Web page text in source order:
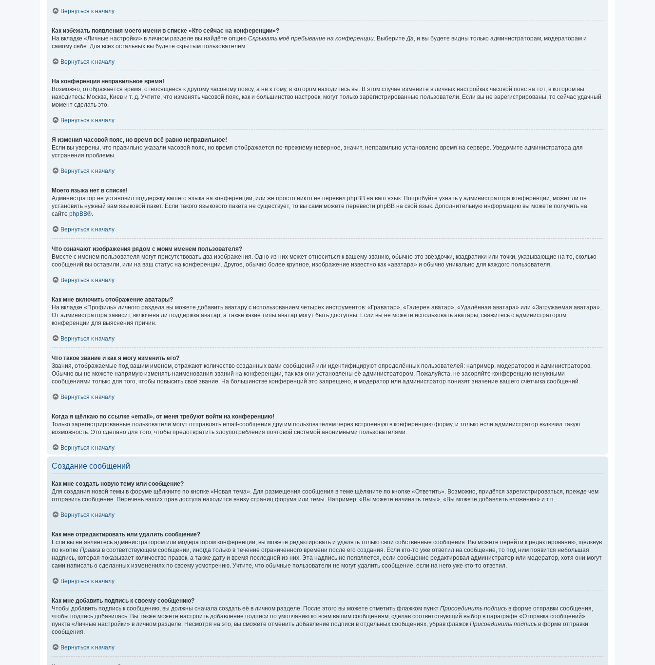
Вернуться к началу
Как избежать появления моего имени в списке «Кто сейчас на конференции»?
На вкладке «Личные настройки» в личном разделе вы найдёте опцию Скрывать моё пребывание на конференции . Выберите Да , и вы будете видны только администраторам, модераторам и
самому себе. Для всех остальных вы будете скрытым пользователем.
Вернуться к началу
На конференции неправильное время!
Возможно, отображается время, относящееся к другому часовому поясу, а не к тому, в котором находитесь вы. В этом случае измените в личных настройках часовой пояс на тот, в котором вы
находитесь: Москва, Киев и т. д. Учтите, что изменять часовой пояс, как и большинство настроек, могут только зарегистрированные пользователи. Если вы не зарегистрированы, то сейчас удачный
момент сделать это.
Вернуться к началу
Я изменил часовой пояс, но время всё равно неправильное!
Если вы уверены, что правильно указали часовой пояс, но время отображается по-прежнему неверное, значит, неправильно установлено время на сервере. Уведомите администратора для
устранения проблемы.
Вернуться к началу
Моего языка нет в списке!
Администратор не установил поддержку вашего языка на конференции, или же просто никто не перевёл phpBB на ваш язык. Попробуйте узнать у администратора конференции, может ли он
установить нужный вам языковой пакет. Если такого языкового пакета не существует, то вы сами можете перевести phpBB на свой язык. Дополнительную информацию вы можете получить на
сайте phpBB®.
Вернуться к началу
Что означают изображения рядом с моим именем пользователя?
Вместе с именем пользователя могут присутствовать два изображения. Одно из них может относиться к вашему званию, обычно это звёздочки, квадратики или точки, указывающие на то, сколько
сообщений вы оставили, или на ваш статус на конференции. Другое, обычно более крупное, изображение известно как «аватара» и обычно уникально для каждого пользователя.
Вернуться к началу
Как мне включить отображение аватары?
На вкладке «Профиль» личного раздела вы можете добавить аватару с использованием четырёх инструментов: «Граватар», «Галерея аватар», «Удалённая аватара» или «Загружаемая аватара».
От администратора зависит, включена ли поддержка аватар, а также какие типы аватар могут быть доступны. Если вы не можете использовать аватары, свяжитесь с администратором
конференции для выяснения причин.
Вернуться к началу
Что такое звание и как я могу изменить его?
Звания, отображаемые под вашим именем, отражают количество созданных вами сообщений или идентифицируют определённых пользователей: например, модераторов и администраторов.
Обычно вы не можете напрямую изменять наименования званий на конференции, так как они установлены её администратором. Пожалуйста, не засоряйте конференцию ненужными
сообщениями только для того, чтобы повысить своё звание. На большинстве конференций это запрещено, и модератор или администратор понизят значение вашего счётчика сообщений.
Вернуться к началу
Когда я щёлкаю по ссылке «email», от меня требуют войти на конференцию!
Только зарегистрированные пользователи могут отправлять email-сообщения другим пользователям через встроенную в конференцию форму, и только если администратор включил такую
возможность. Это сделано для того, чтобы предотвратить злоупотребления почтовой системой анонимными пользователями.
Вернуться к началу
Создание сообщений
Как мне создать новую тему или сообщение?
Для создания новой темы в форуме щёлкните по кнопке «Новая тема». Для размещения сообщения в теме щёлкните по кнопке «Ответить». Возможно, придётся зарегистрироваться, прежде чем
отправить сообщение. Перечень ваших прав доступа находится внизу страниц форума или темы. Например: «Вы можете начинать темы», «Вы можете добавлять вложения» и т.п.
Вернуться к началу
Как мне отредактировать или удалить сообщение?
Если вы не являетесь администратором или модератором конференции, вы можете редактировать и удалять только свои собственные сообщения. Вы можете перейти к редактированию, щёлкнув
по кнопке Правка в соответствующем сообщении, иногда только в течение ограниченного времени после его создания. Если кто-то уже ответил на сообщение, то под ним появится небольшая
надпись, которая показывает количество правок, а также дату и время последней из них. Эта надпись не появляется, если сообщение редактировал администратор или модератор, хотя они могут
сами написать о сделанных изменениях по своему усмотрению. Учтите, что обычные пользователи не могут удалить сообщение, если на него уже кто-то ответил.
Вернуться к началу
Как мне добавить подпись к своему сообщению?
Чтобы добавить подпись к сообщению, вы должны сначала создать её в личном разделе. После этого вы можете отметить флажком пункт Присоединить подпись в форме отправки сообщения,
чтобы подпись добавилась. Вы также можете настроить добавление подписи по умолчанию ко всем вашим сообщениям, сделав соответствующий выбор в параграфе «Отправка сообщений»
пункта «Личные настройки» в личном разделе. Несмотря на это, вы сможете отменить добавление подписи в отдельных сообщениях, убрав флажок Присоединить подпись в форме отправки
сообщения.
Вернуться к началу